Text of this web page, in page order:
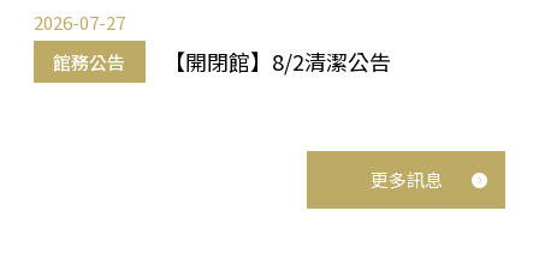
館務公告 【開閉館】8/2清潔公告
2026-07-27
更多訊息